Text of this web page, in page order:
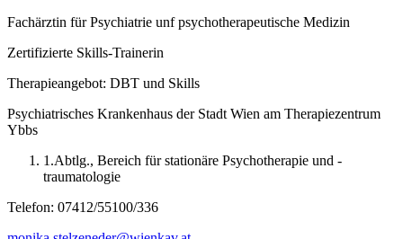
Fachärztin für Psychiatrie unf psychotherapeutische Medizin
Zertifizierte Skills-Trainerin
Therapieangebot: DBT und Skills
Psychiatrisches Krankenhaus der Stadt Wien am Therapiezentrum
Ybbs
1.Abtlg., Bereich für stationäre Psychotherapie und -
traumatologie
Telefon: 07412/55100/336